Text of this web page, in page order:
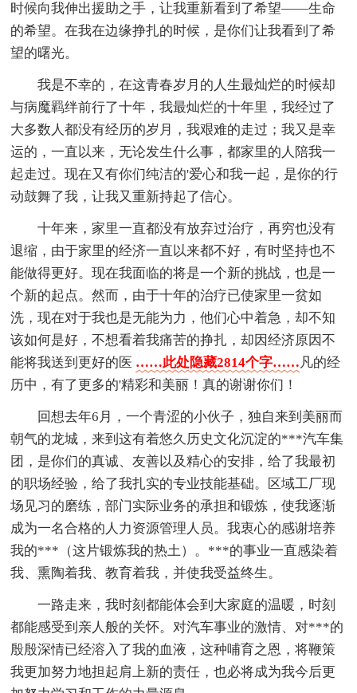
时候向我伸出援助之手，让我重新看到了希望——生命
的希望。在我在边缘挣扎的时候，是你们让我看到了希
望的曙光。
我是不幸的，在这青春岁月的人生最灿烂的时候却
与病魔羁绊前行了十年，我最灿烂的十年里，我经过了
大多数人都没有经历的岁月，我艰难的走过；我又是幸
运的，一直以来，无论发生什么事，都家里的人陪我一
起走过。现在又有你们纯洁的'爱心和我一起，是你的行
动鼓舞了我，让我又重新持起了信心。
十年来，家里一直都没有放弃过治疗，再穷也没有
退缩，由于家里的经济一直以来都不好，有时坚持也不
能做得更好。现在我面临的将是一个新的挑战，也是一
个新的起点。然而，由于十年的治疗已使家里一贫如
洗，现在对于我也是无能为力，他们心中着急，却不知
该如何是好，不想看着我痛苦的挣扎，却因经济原因不
能将我送到更好的医 ……此处隐藏2814个字……凡的经
历中，有了更多的'精彩和美丽！真的谢谢你们！
回想去年6月，一个青涩的小伙子，独自来到美丽而
朝气的龙城，来到这有着悠久历史文化沉淀的***汽车集
团，是你们的真诚、友善以及精心的安排，给了我最初
的职场经验，给了我扎实的专业技能基础。区域工厂现
场见习的磨练，部门实际业务的承担和锻炼，使我逐渐
成为一名合格的人力资源管理人员。我衷心的感谢培养
我的***（这片锻炼我的热土）。***的事业一直感染着
我、熏陶着我、教育着我，并使我受益终生。
一路走来，我时刻都能体会到大家庭的温暖，时刻
都能感受到亲人般的关怀。对汽车事业的激情、对***的
殷殷深情已经溶入了我的血液，这种哺育之恩，将鞭策
我更加努力地担起肩上新的责任，也必将成为我今后更